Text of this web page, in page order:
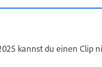
kannst du einen Clip